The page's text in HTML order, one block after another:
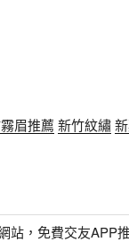
眉推薦 新竹紋繡
站，免費交友APP